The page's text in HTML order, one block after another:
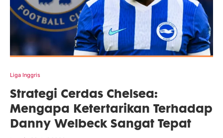
Liga Inggris
Strategi Cerdas Chelsea:
Mengapa Ketertarikan Terhadap
Danny Welbeck Sangat Tepat